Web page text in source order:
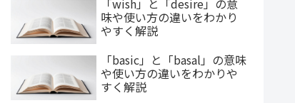
「wish」と「desire」の意
味や使い方の違いをわかり
やすく解説
「basic」と「basal」の意味
や使い方の違いをわかりや
すく解説